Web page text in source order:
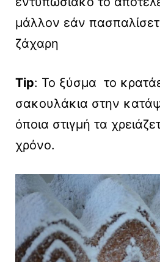
μάλλον εάν
ζάχαρη
Tip: Το ξύσμα το
σακουλάκια στην
όποια στιγμή τα
χρόνο.